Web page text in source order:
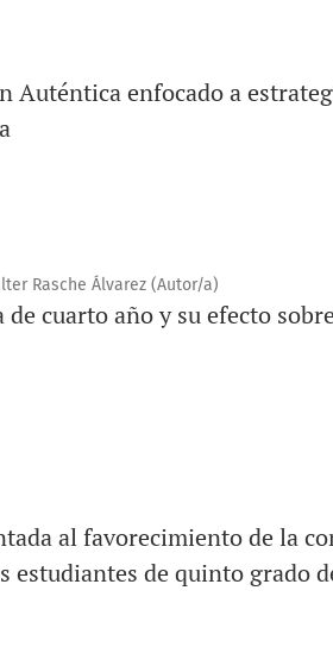
Auténtica enfocado a
Rasche Álvarez (Autor/a)
cuarto año y su efecto
al favorecimiento de la
estudiantes de quinto grado